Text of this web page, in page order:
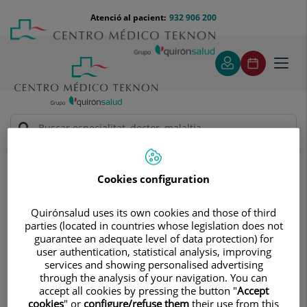
contingut
Menú
teléfono
cabecera
932 906 200
Atenció al pacient:
Unitat de Reproducció Assistida
Laboratori amb tècniques de Reproducció Assistida
Laboratori amb tècniques
de Reproducció Assistida
Comptem amb un laboratori
especialitzat en diferents
tècniques de reproducció
Cookies configuration
Quirónsalud uses its own cookies and those of third
parties (located in countries whose legislation does not
guarantee an adequate level of data protection) for
user authentication, statistical analysis, improving
services and showing personalised advertising
through the analysis of your navigation. You can
accept all cookies by pressing the button "Accept
cookies" or configure/refuse them their use from this